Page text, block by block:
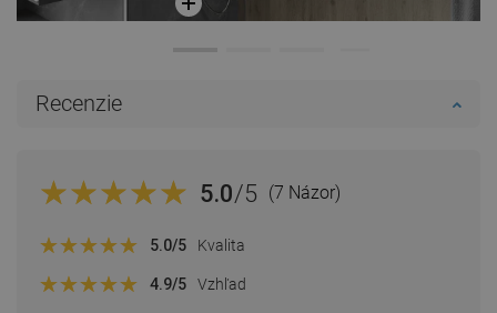
Recenzie
5.0/5 (7 Názor)
5.0/5 Kvalita
4.9/5 Vzhľad